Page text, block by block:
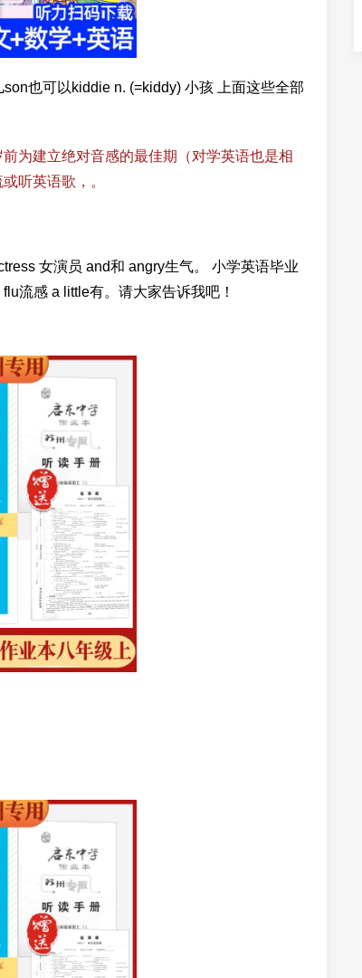
也可以kiddie n. (=kiddy) 小孩 上面这些全部
为建立绝对音感的最佳期（对学英语也是相
听英语歌，。
女演员 and和 angry生气。 小学英语毕业
流感 a little有。请大家告诉我吧！